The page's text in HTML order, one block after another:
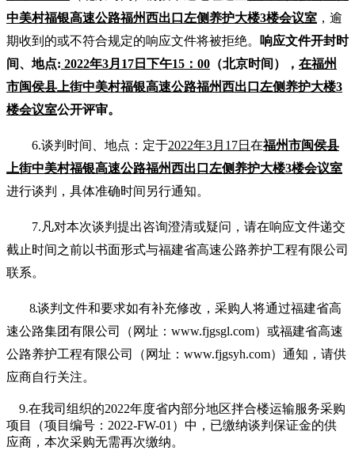
中美村福银高速公路福州西出口左侧养护大楼3楼会议室 ，逾
期收到的或不符合规定的响应文件将被拒绝。
响应文件开封时
间、地点: 2022年3月 17 日 下午15 ： 00 （北京时间）， 在福州
市闽侯县上街中美村福银高速公路福州西出口左侧养护大楼3
楼会议室公开评审。
6.谈判时间、地点：定于2022年3月 17日 在福州市闽侯县
上街中美村福银高速公路福州西出口左侧养护大楼3楼会议室
进行谈判，具体准确时间另行通知。
7.凡对本次谈判提出咨询澄清或疑问，请在响应文件递交
截止时间之前以书面形式与福建省高速公路养护工程有限公司
联系。
8.谈判文件和要求如有补充修改， 采购人 将通过福建省高
速公路集团有限公司（网址： www.fjgsgl.com）或福建省高速
公路养护工程有限公司（网址：www.fjgsyh.com）通知，请供
应商自行关注。
9.在我司组织的2022年度省内部分地区拌合楼运输服务采购
项目
（项目编号： 2022-FW-01 ） 中，已缴纳谈判保证金的供
应商，本次采购无需再次缴纳。